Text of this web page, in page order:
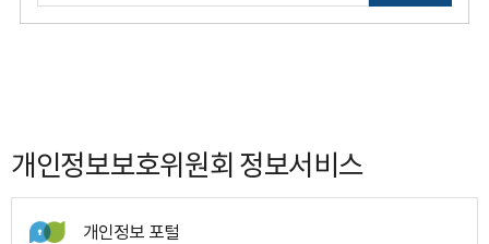
개인정보보호위원회 정보서비스
개인정보 포털